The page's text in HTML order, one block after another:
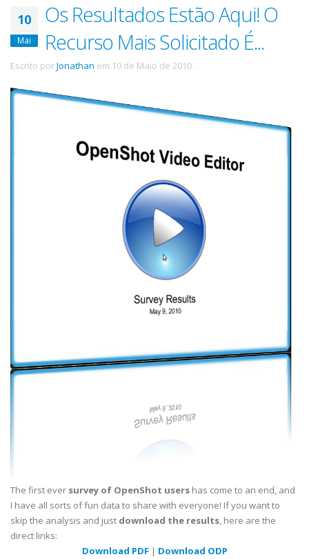
10
Mai
Os Resultados Estão Aqui! O
Recurso Mais Solicitado É...
Escrito porJonathan em 10 de Maio de 2010 .
The first ever survey of OpenShot users has come to an end, and
I have all sorts of fun data to share with everyone! If you want to
skip the analysis and just download the results, here are the
direct links:
Download PDF| Download ODP